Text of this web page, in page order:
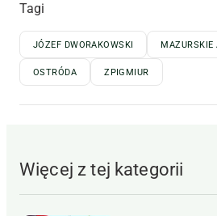
Tagi
JÓZEF DWORAKOWSKI MAZURSKIE
OSTRÓDA ZPIGMIUR
Więcej z tej kategorii